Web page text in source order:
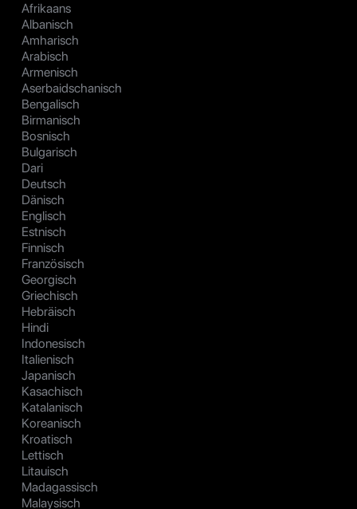
Afrikaans
Albanisch
Amharisch
Arabisch
Armenisch
Aserbaidschanisch
Bengalisch
Birmanisch
Bosnisch
Bulgarisch
Dari
Deutsch
Dänisch
Englisch
Estnisch
Finnisch
Französisch
Georgisch
Griechisch
Hebräisch
Hindi
Indonesisch
Italienisch
Japanisch
Kasachisch
Katalanisch
Koreanisch
Kroatisch
Lettisch
Litauisch
Madagassisch
Malaysisch